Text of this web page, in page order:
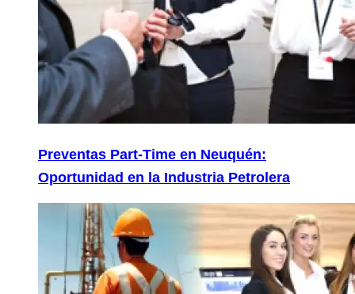
Preventas Part-Time en Neuquén:
Oportunidad en la Industria Petrolera